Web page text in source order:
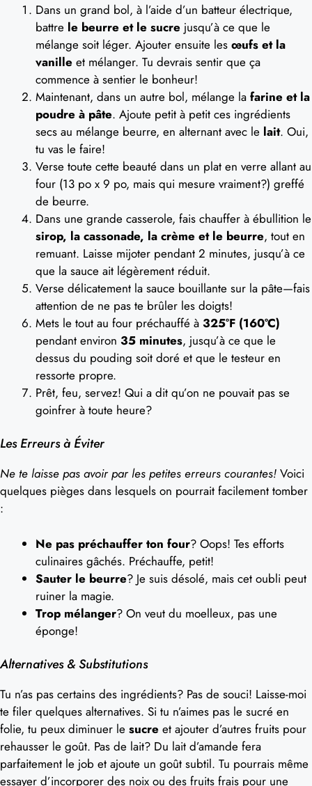
Dans un grand bol, à l’aide d’un batteur électrique,
battre le beurre et le sucre jusqu’à ce que le
mélange soit léger. Ajouter ensuite les œufs et la
vanille et mélanger. Tu devrais sentir que ça
commence à sentier le bonheur!
Maintenant, dans un autre bol, mélange la farine et la
poudre à pâte. Ajoute petit à petit ces ingrédients
secs au mélange beurre, en alternant avec le lait. Oui,
tu vas le faire!
Verse toute cette beauté dans un plat en verre allant au
four (13 po x 9 po, mais qui mesure vraiment?) greffé
de beurre.
Dans une grande casserole, fais chauffer à ébullition le
sirop, la cassonade, la crème et le beurre, tout en
remuant. Laisse mijoter pendant 2 minutes, jusqu’à ce
que la sauce ait légèrement réduit.
Verse délicatement la sauce bouillante sur la pâte—fais
attention de ne pas te brûler les doigts!
Mets le tout au four préchauffé à 325°F (160°C)
pendant environ 35 minutes, jusqu’à ce que le
dessus du pouding soit doré et que le testeur en
ressorte propre.
Prêt, feu, servez! Qui a dit qu’on ne pouvait pas se
goinfrer à toute heure?
Les Erreurs à Éviter
Ne te laisse pas avoir par les petites erreurs courantes! Voici
quelques pièges dans lesquels on pourrait facilement tomber
:
Ne pas préchauffer ton four? Oops! Tes efforts
culinaires gâchés. Préchauffe, petit!
Sauter le beurre? Je suis désolé, mais cet oubli peut
ruiner la magie.
Trop mélanger? On veut du moelleux, pas une
éponge!
Alternatives & Substitutions
Tu n’as pas certains des ingrédients? Pas de souci! Laisse-moi
te filer quelques alternatives. Si tu n’aimes pas le sucré en
folie, tu peux diminuer le sucre et ajouter d’autres fruits pour
rehausser le goût. Pas de lait? Du lait d’amande fera
parfaitement le job et ajoute un goût subtil. Tu pourrais même
essayer d’incorporer des noix ou des fruits frais pour une